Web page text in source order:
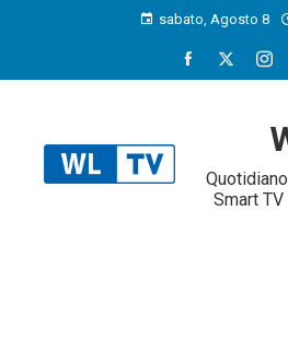
sabato, Agosto 8
Smart